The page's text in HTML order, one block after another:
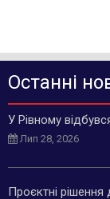
Останні
У Рівному
Лип 28, 2026
Проєктні рішення